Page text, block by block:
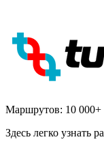
Маршрутов: 10 000+
Здесь легко узнать